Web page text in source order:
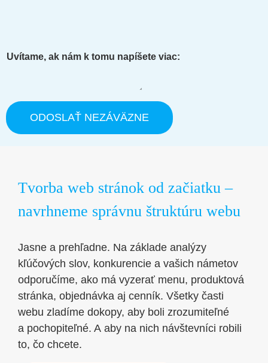
Uvítame, ak nám k tomu napíšete viac:
ODOSLAŤ NEZÁVÄZNE
Tvorba web stránok od začiatku –
navrhneme správnu štruktúru webu
Jasne a prehľadne. Na základe analýzy
kľúčových slov, konkurencie a vašich námetov
odporučíme, ako má vyzerať menu, produktová
stránka, objednávka aj cenník. Všetky časti
webu zladíme dokopy, aby boli zrozumiteľné
a pochopiteľné. A aby na nich návštevníci robili
to, čo chcete.